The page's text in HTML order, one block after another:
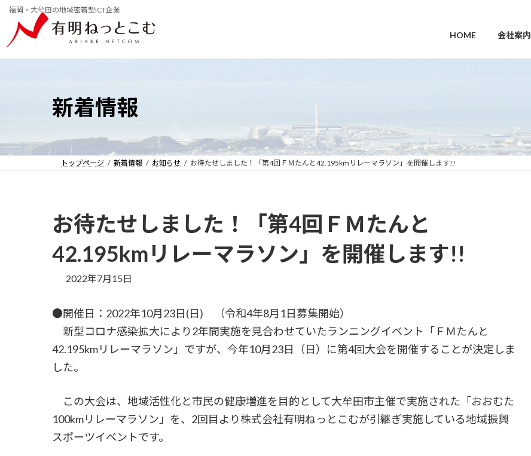
コ
ン
ツ
へ
ナ
ビ
シ
ョ
福岡・大牟田の地域密着型ICT企業
HOME 会社案内
新着情報
トップページ 新着情報 お知らせ お待たせしました！「第4回ＦＭたんと42.195kmリレーマラソン」を開催します!!
お待たせしました！「第4回ＦＭたんと
42.195kmリレーマラソン」を開催します!!
2022年7月15日
●開催日：2022年10月23日(日) （令和4年8月1日募集開始）
新型コロナ感染拡大により2年間実施を見合わせていたランニングイベント「ＦＭたんと
42.195kmリレーマラソン」ですが、今年10月23日（日）に第4回大会を開催することが決定しま
した。
この大会は、地域活性化と市民の健康増進を目的として大牟田市主催で実施された「おおむた
100kmリレーマラソン」を、2回目より株式会社有明ねっとこむが引継ぎ実施している地域振興
スポーツイベントです。